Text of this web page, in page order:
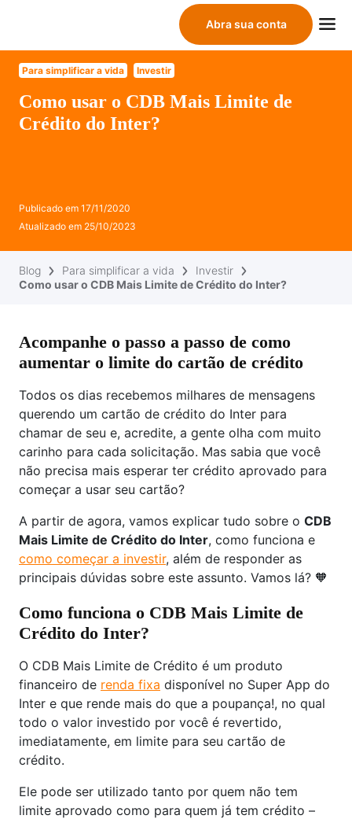
Abra sua conta
Para simplificar a vida Investir
Como usar o CDB Mais Limite de
Crédito do Inter?
Publicado em 17/11/2020
Atualizado em 25/10/2023
Blog Para simplificar a vida
Investir
Como usar o CDB Mais Limite de Crédito do Inter?
Acompanhe o passo a passo de como
aumentar o limite do cartão de crédito
Todos os dias recebemos milhares de mensagens
querendo um cartão de crédito do Inter para
chamar de seu e, acredite, a gente olha com muito
carinho para cada solicitação. Mas sabia que você
não precisa mais esperar ter crédito aprovado para
começar a usar seu cartão?
A partir de agora, vamos explicar tudo sobre o CDB
Mais Limite de Crédito do Inter, como funciona e
como começar a investir, além de responder as
principais dúvidas sobre este assunto. Vamos lá? 🧡
Como funciona o CDB Mais Limite de
Crédito do Inter?
O CDB Mais Limite de Crédito é um produto
financeiro de renda fixa disponível no Super App do
Inter e que rende mais do que a poupança!, no qual
todo o valor investido por você é revertido,
imediatamente, em limite para seu cartão de
crédito.
Ele pode ser utilizado tanto por quem não tem
limite aprovado como para quem já tem crédito –